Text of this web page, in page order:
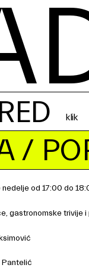
/
od 17:00 do
gastronomske trivije i
Pantelić